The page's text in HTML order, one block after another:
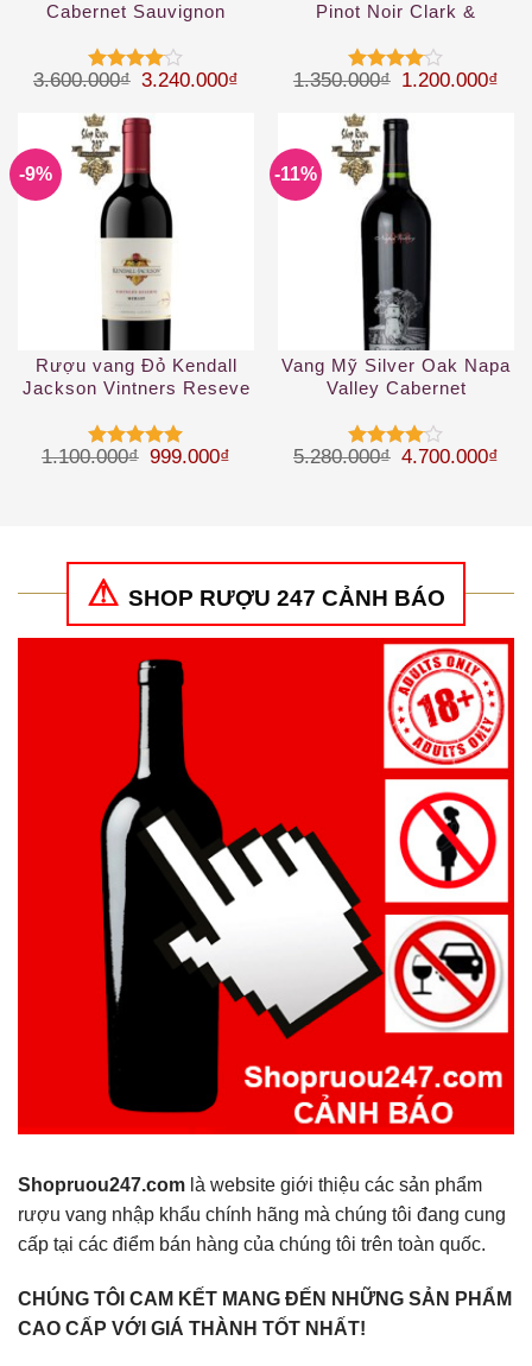
Cabernet Sauvignon
Được
45 sao
3.600.000₫ Giá gốc là: 3.600.000₫.
3.240.000₫ Giá hiện tại là: 3.240.000₫.
Pinot Noir Clark &
Được
45 sao
1.350.000₫ Giá gốc là:
1.200.000₫
-9%
Rượu vang Đỏ Kendall
Jackson Vintners Reseve
Được xếp
1.100.000₫ Giá gốc là: 1.100.000₫.
999.000₫ Giá hiện tại là: 999.000₫.
-11%
Vang Mỹ Silver Oak Napa
Valley Cabernet
Được
5.280.000₫ Giá gốc là:
4.700.000₫
SHOP RƯỢU 247 CẢNH BÁO
Shopruou247.com là website giới thiệu các sản phẩm
rượu vang nhập khẩu chính hãng mà chúng tôi đang cung
cấp tại các điểm bán hàng của chúng tôi trên toàn quốc.
CHÚNG TÔI CAM KẾT MANG ĐẾN NHỮNG SẢN PHẨM
CAO CẤP VỚI GIÁ THÀNH TỐT NHẤT!